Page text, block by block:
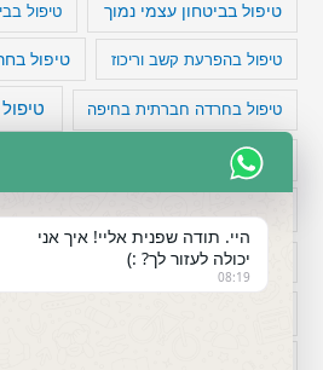
טיפול בביטחון עצמי נמוך טיפול
טיפול בהפרעת קשב וריכוז טיפול
טיפול בחרדה חברתית בחיפה
טיפול תרופתי להפרעת קשב
מפורסמים עם הפרעת קשב
היי. תודה שפנית אליי! איך אני
יכולה לעזור לך? :)
08:19